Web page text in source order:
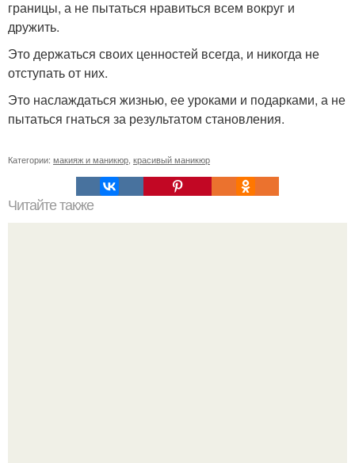
границы, а не пытаться нравиться всем вокруг и
дружить.
Это держаться своих ценностей всегда, и никогда не
отступать от них.
Это наслаждаться жизнью, ее уроками и подарками, а не
пытаться гнаться за результатом становления.
Категории: макияж и маникюр красивый маникюр
Читайте также